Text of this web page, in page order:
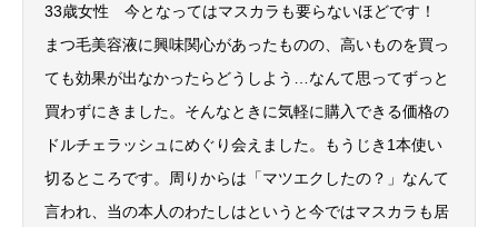
33歳女性 今となってはマスカラも要らないほどです！
まつ毛美容液に興味関心があったものの、高いものを買っ
ても効果が出なかったらどうしよう…なんて思ってずっと
買わずにきました。そんなときに気軽に購入できる価格の
ドルチェラッシュにめぐり会えました。もうじき1本使い
切るところです。周りからは「マツエクしたの？」なんて
言われ、当の本人のわたしはというと今ではマスカラも居